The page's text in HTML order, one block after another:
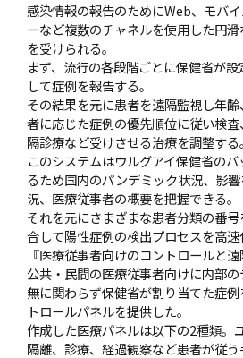
感染情報の報告のためにWeb、モバ
ーなど複数のチャネルを使用した円
を受けられる。
まず、流行の各段階ごとに保健省が
して症例を報告する。
その結果を元に患者を遠隔監視し年
者に応じた症例の優先順位に従い検
隔診療など受けさせる治療を調整する。
このシステムはウルグアイ保健省の
るため国内のパンデミック状況、影
況、医療従事者の概要を把握できる。
それを元にさまざまな患者分類の番
合して陽性症例の検出プロセスを高速
『医療従事者向けのコントロールと
公共・民間の医療従事者向けに内部
無に関わらず保健省が割り当てた症
トロールパネルを提供した。
作成した医療パネルは以下の2種類。
隔離、診療、経過観察など患者が従